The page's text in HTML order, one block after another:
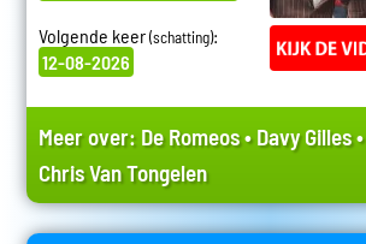
Volgende keer(schatting):
12-08-2026
Meer over: De Romeos•Davy Gilles•
Chris Van Tongelen